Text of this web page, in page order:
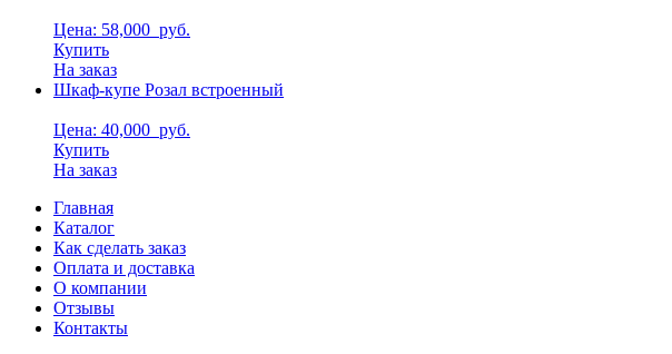
Цена: 58,000 руб.
Купить
На заказ
Шкаф-купе Розал встроенный
Цена: 40,000 руб.
Купить
На заказ
Главная
Каталог
Как сделать заказ
Оплата и доставка
О компании
Отзывы
Контакты